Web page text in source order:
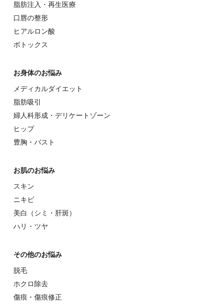
脂肪注入・再生医療
⼝唇の整形
ヒアルロン酸
ボトックス
お⾝体のお悩み
メディカルダイエット
脂肪吸引
婦⼈科形成・デリケートゾーン
ヒップ
豊胸・バスト
お肌のお悩み
スキン
ニキビ
美⽩（シミ・肝斑）
ハリ・ツヤ
その他のお悩み
脱⽑
ホクロ除去
傷痕・傷痕修正